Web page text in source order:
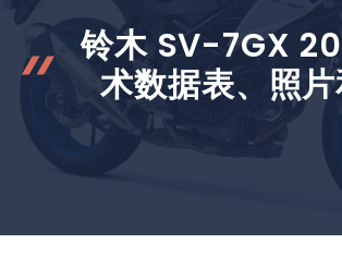
铃木 SV-7GX
术数据表、照